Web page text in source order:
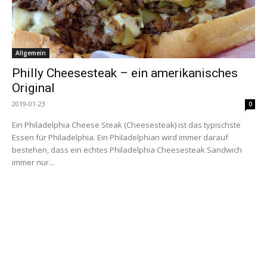
Allgemein
Philly Cheesesteak – ein amerikanisches
Original
2019-01-23 0
Ein Philadelphia Cheese Steak (Cheesesteak) ist das typischste
Essen für Philadelphia. Ein Philadelphian wird immer darauf
bestehen, dass ein echtes Philadelphia Cheesesteak Sandwich
immer nur...